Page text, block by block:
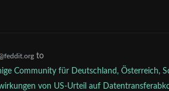
to
Community für Deutschland, Österreich,
von US-Urteil auf